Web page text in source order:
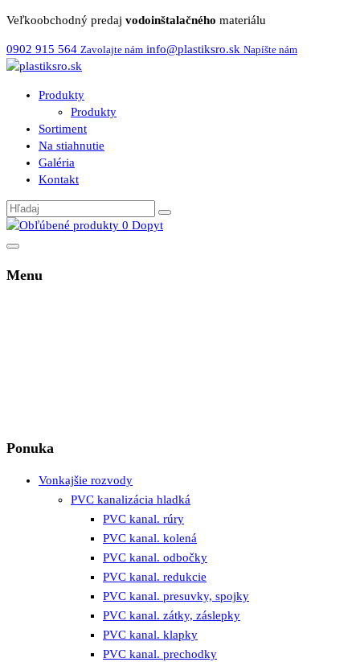
Veľkoobchodný predaj vodoinštalačného materiálu
0902 915 564 Zavolajte nám info@plastiksro.sk Napíšte nám
Produkty
Produkty
Sortiment
Na stiahnutie
Galéria
Kontakt
0 Dopyt
Menu
Ponuka
Vonkajšie rozvody
PVC kanalizácia hladká
PVC kanal. rúry
PVC kanal. kolená
PVC kanal. odbočky
PVC kanal. redukcie
PVC kanal. presuvky, spojky
PVC kanal. zátky, záslepky
PVC kanal. klapky
PVC kanal. prechodky